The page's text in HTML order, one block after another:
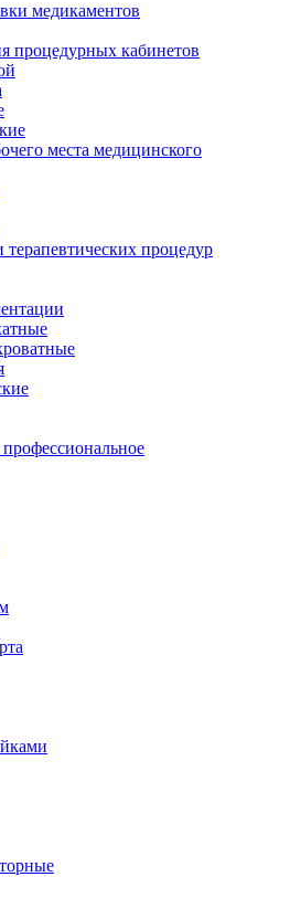
медикаментов
процедурных кабинетов
места медицинского
терапевтических процедур